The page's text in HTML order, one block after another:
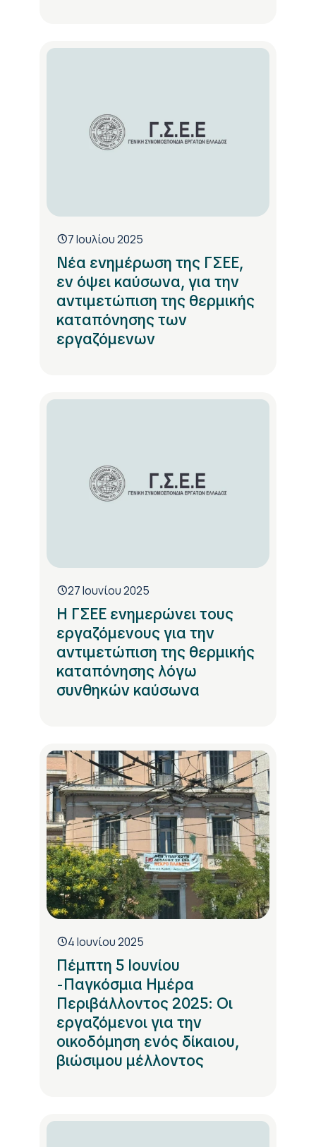
7 Ιουλίου 2025
Νέα ενημέρωση της ΓΣΕΕ,
εν όψει καύσωνα, για την
αντιμετώπιση της θερμικής
καταπόνησης των
εργαζόμενων
27 Ιουνίου 2025
Η ΓΣΕΕ ενημερώνει τους
εργαζόμενους για την
αντιμετώπιση της θερμικής
καταπόνησης λόγω
συνθηκών καύσωνα
4 Ιουνίου 2025
Πέμπτη 5 Ιουνίου
-Παγκόσμια Ημέρα
Περιβάλλοντος 2025: Οι
εργαζόμενοι για την
οικοδόμηση ενός δίκαιου,
βιώσιμου μέλλοντος